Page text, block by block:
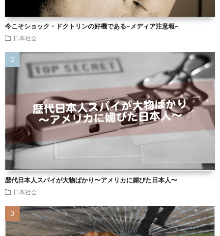
今こそショック・ドクトリンの好機である~メディア注意報~
日本社会
歴代日本人スパイが大物ばかり〜アメリカに媚びた日本人〜
日本社会